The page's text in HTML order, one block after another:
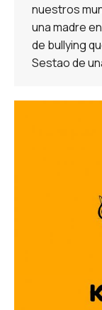
nuestros
una madre
de bullying
Sestao de